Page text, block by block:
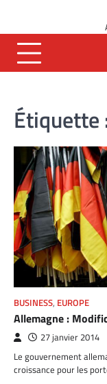
content
Étiquette
BUSINESS, EUROPE
Allemagne :
27 janvier 2014
Le gouvernement
croissance pour les